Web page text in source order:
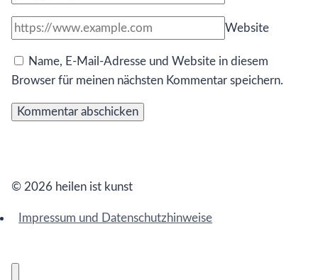
Website
Name, E-Mail-Adresse und Website in diesem
Browser für meinen nächsten Kommentar speichern.
© 2026 heilen ist kunst
Impressum und Datenschutzhinweise